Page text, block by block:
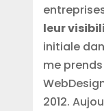
leur
initiale
me
2012.